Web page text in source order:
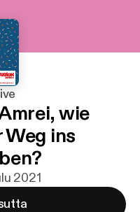
wie
ins
2021